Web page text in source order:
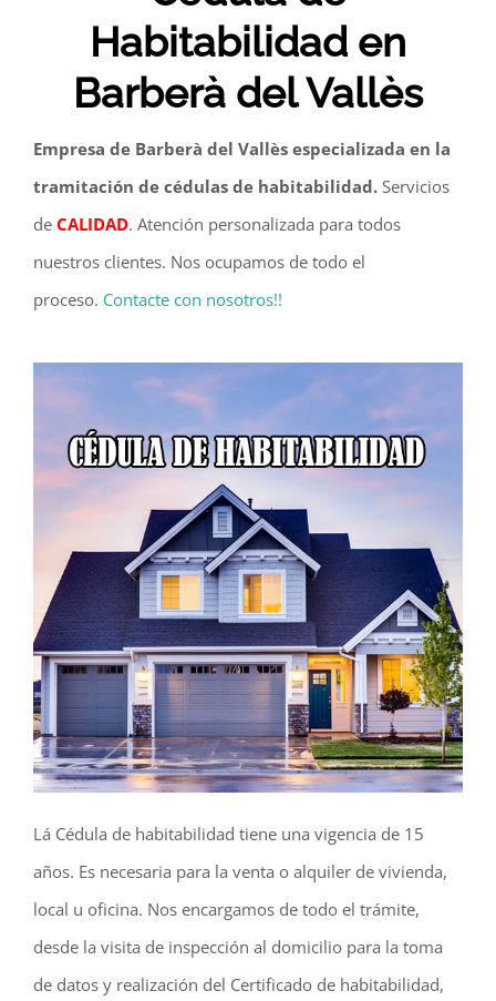
Habitabilidad en
Barberà del Vallès
Empresa de Barberà del Vallès especializada en la
tramitación de cédulas de habitabilidad. Servicios
de CALIDAD. Atención personalizada para todos
nuestros clientes. Nos ocupamos de todo el
proceso. Contacte con nosotros!!
Lá Cédula de habitabilidad tiene una vigencia de 15
años. Es necesaria para la venta o alquiler de vivienda,
local u oficina. Nos encargamos de todo el trámite,
desde la visita de inspección al domicilio para la toma
de datos y realización del Certificado de habitabilidad,